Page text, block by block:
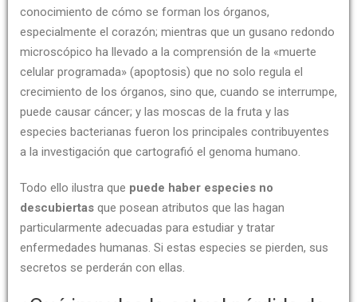
conocimiento de cómo se forman los órganos,
especialmente el corazón; mientras que un gusano redondo
microscópico ha llevado a la comprensión de la «muerte
celular programada» (apoptosis) que no solo regula el
crecimiento de los órganos, sino que, cuando se interrumpe,
puede causar cáncer; y las moscas de la fruta y las
especies bacterianas fueron los principales contribuyentes
a la investigación que cartografió el genoma humano.
Todo ello ilustra que puede haber especies no
descubiertas que posean atributos que las hagan
particularmente adecuadas para estudiar y tratar
enfermedades humanas. Si estas especies se pierden, sus
secretos se perderán con ellas.